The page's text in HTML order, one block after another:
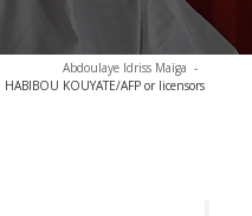
Abdoulaye Idriss Maïga -
HABIBOU KOUYATE/AFP or licensors